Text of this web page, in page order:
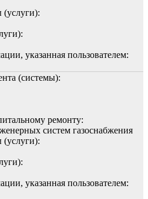
(услуги):
указанная пользователем:
(системы):
ремонту:
систем газоснабжения
(услуги):
указанная пользователем: